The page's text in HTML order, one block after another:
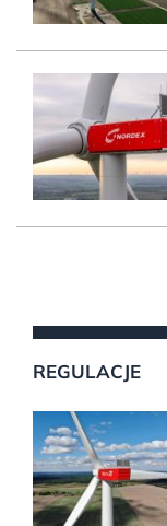
REGULACJE